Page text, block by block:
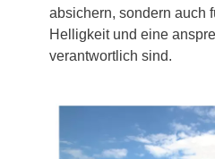
absichern, sondern auch
Helligkeit und eine
verantwortlich sind.